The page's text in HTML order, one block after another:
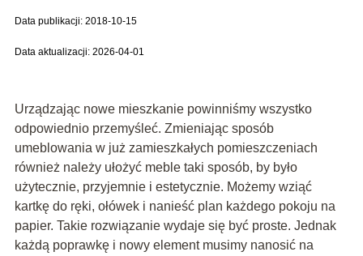
Data publikacji: 2018-10-15
Data aktualizacji: 2026-04-01
Urządzając nowe mieszkanie powinniśmy wszystko
odpowiednio przemyśleć. Zmieniając sposób
umeblowania w już zamieszkałych pomieszczeniach
również należy ułożyć meble taki sposób, by było
użytecznie, przyjemnie i estetycznie. Możemy wziąć
kartkę do ręki, ołówek i nanieść plan każdego pokoju na
papier. Takie rozwiązanie wydaje się być proste. Jednak
każdą poprawkę i nowy element musimy nanosić na